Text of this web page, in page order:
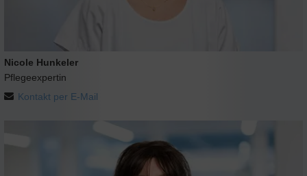
Nicole Hunkeler
Pflegeexpertin
Kontakt per E-Mail